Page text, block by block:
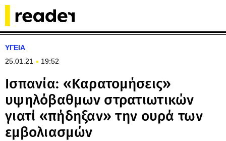
ΥΓΕΙΑ
25.01.21
19:52
Ισπανία: «Καρατομήσεις»
υψηλόβαθμων στρατιωτικών
γιατί «πήδηξαν» την ουρά των
εμβολιασμών